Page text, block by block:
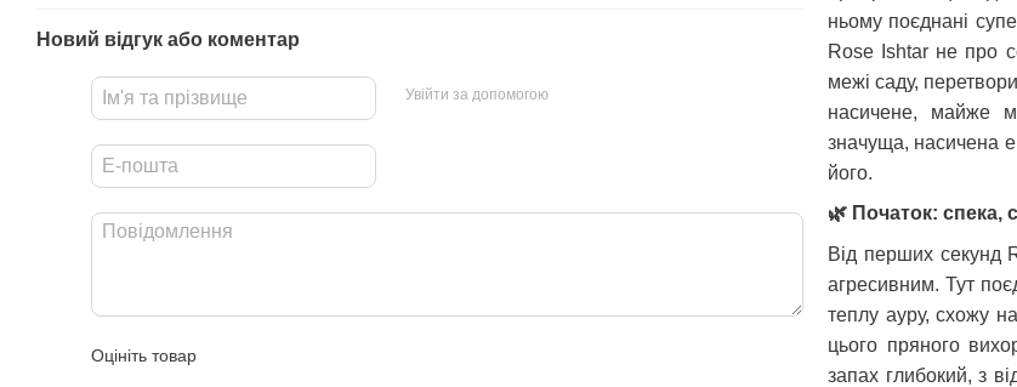
Новий відгук або коментар
Увійти за допомогою
Оцініть товар
ньому поєднані
Rose Ishtar не про
межі саду,
насичене, майже
значуща, насичена
його.
🌿 Початок: спека,
Від перших секунд
агресивним. Тут
теплу ауру, схожу
цього пряного
запах глибокий, з